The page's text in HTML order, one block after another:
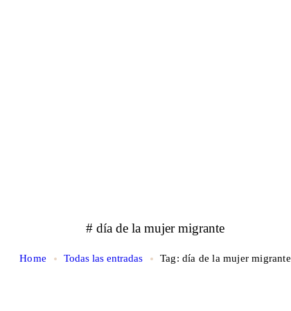
# día de la mujer migrante
Home Todas las entradas Tag: día de la mujer migrante